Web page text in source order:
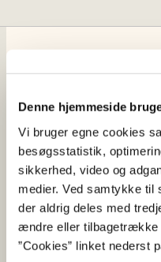
Denne hjemmeside
Vi bruger egne cookies
besøgsstatistik,
sikkerhed, video og
medier. Ved samtykke til
der aldrig deles med
ændre eller tilbagetrække
”Cookies” linket nederst
Erhvervsministeriet.
fødevarekæden fra jord
dyresundhed og sikker,
officielle Kostråd og
fra cafeer, restauranter
Kontakt